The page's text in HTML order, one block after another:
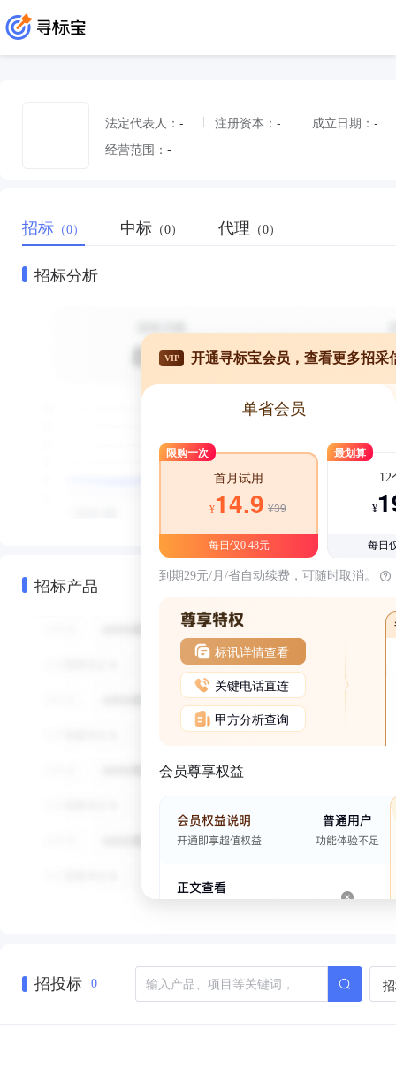
法定代表人： - 注册资本： - 成立日期： -
经营范围： -
招标 （0） 中标 （0） 代理 （0）
招标分析
招标产品
VIP 开通寻标宝会员，查看更多招采
单省会员
限购一次
首月试用
¥14.9 ¥39
每日仅0.48元
最划算
12
¥
每日
到期29元/月/省自动续费，可随时取消。
标讯详情查看
关键电话直连
甲方分析查询
会员尊享权益
招投标 0